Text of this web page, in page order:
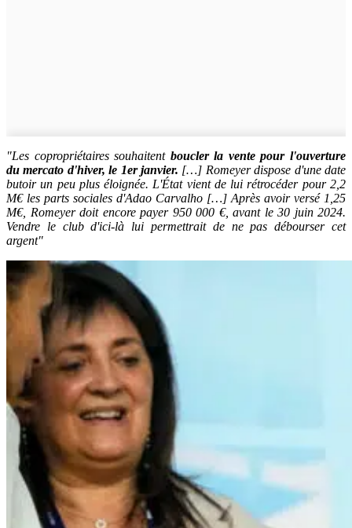
"Les copropriétaires souhaitent boucler la vente pour l'ouverture
du mercato d'hiver, le 1er janvier. […] Romeyer dispose d'une date
butoir un peu plus éloignée. L'État vient de lui rétrocéder pour 2,2
M€ les parts sociales d'Adao Carvalho […] Après avoir versé 1,25
M€, Romeyer doit encore payer 950 000 €, avant le 30 juin 2024.
Vendre le club d'ici-là lui permettrait de ne pas débourser cet
argent"